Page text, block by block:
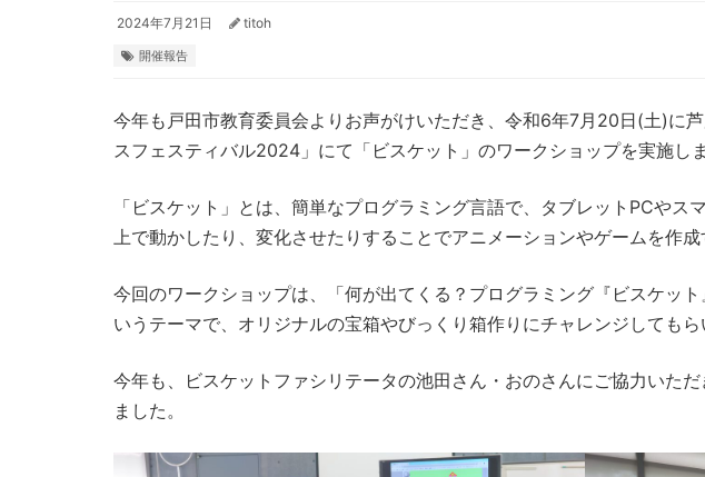
2024年7月21日 titoh
開催報告
今年も戸田市教育委員会よりお声がけいただき、令和6年7月20日(土)に
スフェスティバル2024」にて「ビスケット」のワークショップを実施しま
「ビスケット」とは、簡単なプログラミング言語で、タブレットPCや
上で動かしたり、変化させたりすることでアニメーションやゲームを作成
今回のワークショップは、「何が出てくる？プログラミング『ビスケッ
いうテーマで、オリジナルの宝箱やびっくり箱作りにチャレンジしてもら
今年も、ビスケットファシリテータの池田さん・おのさんにご協力いた
ました。